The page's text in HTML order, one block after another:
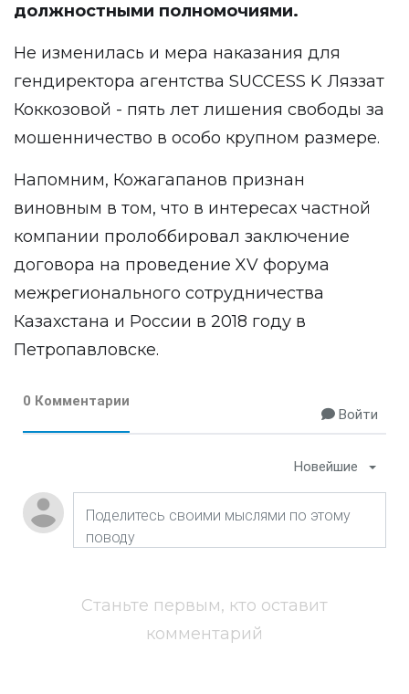
должностными полномочиями.
Не изменилась и мера наказания для
гендиректора агентства SUCCESS K Ляззат
Коккозовой - пять лет лишения свободы за
мошенничество в особо крупном размере.
Напомним, Кожагапанов признан
виновным в том, что в интересах частной
компании пролоббировал заключение
договора на проведение XV форума
межрегионального сотрудничества
Казахстана и России в 2018 году в
Петропавловске.
0 Комментарии
Войти
Новейшие
Станьте первым, кто оставит
комментарий